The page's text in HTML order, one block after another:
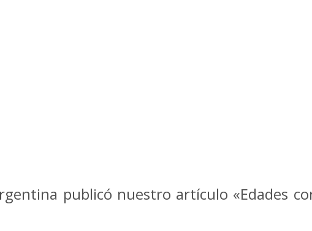
publicó nuestro artículo «Edades